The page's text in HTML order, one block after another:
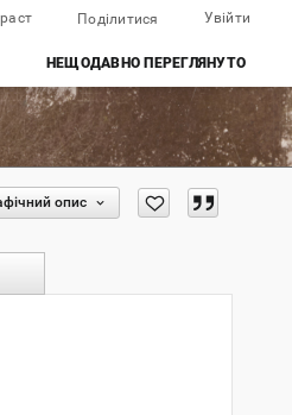
Поділитися Увійти
НЕЩОДАВНО ПЕРЕГЛЯНУТО
опис